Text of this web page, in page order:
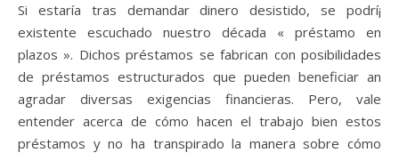
Si estaría tras demandar dinero desistido, se podrí¡
existente escuchado nuestro década « préstamo en
plazos ». Dichos préstamos se fabrican con posibilidades
de préstamos estructurados que pueden beneficiar an
agradar diversas exigencias financieras. Pero, vale
entender acerca de cómo hacen el trabajo bien estos
préstamos y no ha transpirado la manera sobre cómo